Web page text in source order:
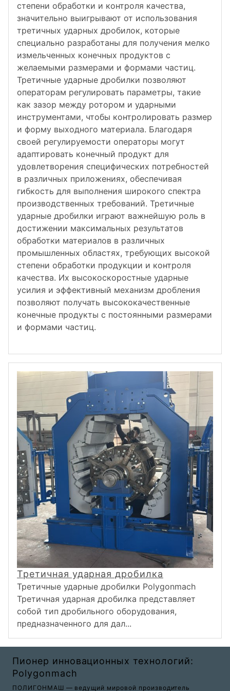
степени обработки и контроля качества,
значительно выигрывают от использования
третичных ударных дробилок, которые
специально разработаны для получения мелко
измельченных конечных продуктов с
желаемыми размерами и формами частиц.
Третичные ударные дробилки позволяют
операторам регулировать параметры, такие
как зазор между ротором и ударными
инструментами, чтобы контролировать размер
и форму выходного материала. Благодаря
своей регулируемости операторы могут
адаптировать конечный продукт для
удовлетворения специфических потребностей
в различных приложениях, обеспечивая
гибкость для выполнения широкого спектра
производственных требований. Третичные
ударные дробилки играют важнейшую роль в
достижении максимальных результатов
обработки материалов в различных
промышленных областях, требующих высокой
степени обработки продукции и контроля
качества. Их высокоскоростные ударные
усилия и эффективный механизм дробления
позволяют получать высококачественные
конечные продукты с постоянными размерами
и формами частиц.
Третичная ударная дробилка
Третичные ударные дробилки Polygonmach
Третичная ударная дробилка представляет
собой тип дробильного оборудования,
предназначенного для дал...
Пионер инновационных технологий:
Polygonmach
ПОЛИГОНМАШ — ведущий мировой производитель